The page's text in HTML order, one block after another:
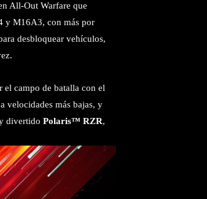
All-Out Warfare que
y M16A3, con más por
desbloquear vehículos,
el campo de batalla con el
velocidades más bajas, y
divertido Polaris™ RZR,